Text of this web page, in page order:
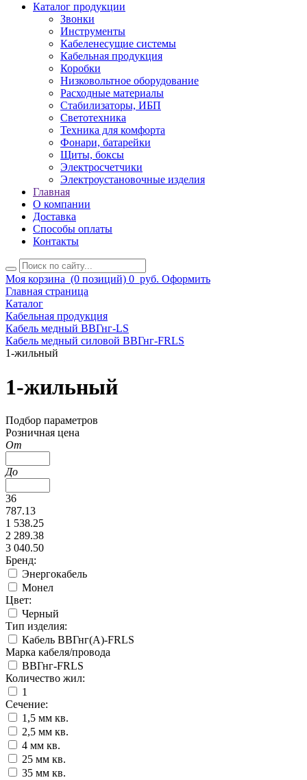
Каталог продукции
Звонки
Инструменты
Кабеленесущие системы
Кабельная продукция
Коробки
Низковольтное оборудование
Расходные материалы
Стабилизаторы, ИБП
Светотехника
Техника для комфорта
Фонари, батарейки
Щиты, боксы
Электросчетчики
Электроустановочные изделия
Главная
О компании
Доставка
Способы оплаты
Контакты
Моя корзина (0 позиций) 0 руб. Оформить
Главная страница
Каталог
Кабельная продукция
Кабель медный ВВГнг-LS
Кабель медный силовой ВВГнг-FRLS
1-жильный
1-жильный
Подбор параметров
Розничная цена
От
До
36
787.13
1 538.25
2 289.38
3 040.50
Бренд:
Энергокабель
Монел
Цвет:
Черный
Тип изделия:
Кабель ВВГнг(А)-FRLS
Марка кабеля/провода
ВВГнг-FRLS
Количество жил:
1
Сечение:
1,5 мм кв.
2,5 мм кв.
4 мм кв.
25 мм кв.
35 мм кв.